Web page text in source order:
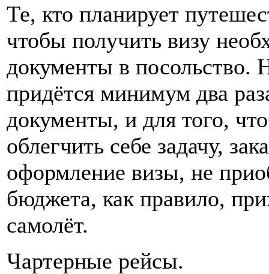
Те, кто планирует
чтобы получить визу
документы в посольство.
придётся минимум два
документы, и для того,
облегчить себе задачу,
оформление визы, не
бюджета, как правило,
самолёт.
Чартерные рейсы.